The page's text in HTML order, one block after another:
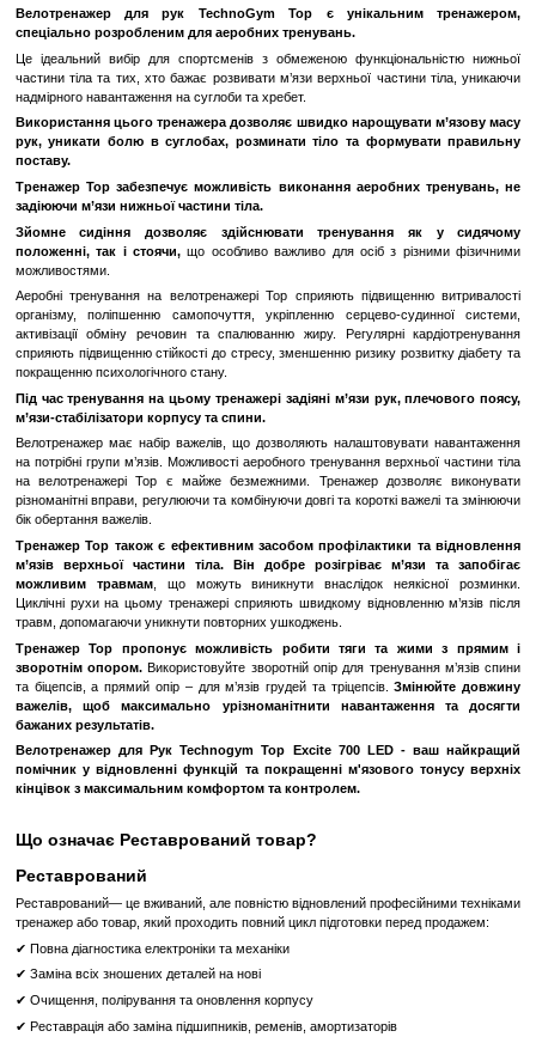
Ергономічна Конструкція: Зручна ручка з можливістю
Надійність та Міцність: Виготовлений з
велотренажер для рук Technogym Top Excite 700 LED є
надійним.
Переваги:
Реабілітація та Відновлення: Цей тренажер ідеально
Зміцнення М'язів: Ефективні вправи на велотренажері
м'язи рук і плечей.
Контроль Тренування: Інформація на LED дисплеї
контролювати свої досягнення та результати тренувань.
Комфорт та Безпека
тренування, а надійна система опори додає відчуття безпеки.
Велотренажер для рук TechnoGym Top є унікальним
спеціально розробленим для аеробних тренувань.
Це ідеальний вибір для спортсменів з обмеженою
частини тіла та тих, хто бажає розвивати м’язи верхньої
надмірного навантаження на суглоби та хребет.
Використання цього тренажера дозволяє швидко
рук, уникати болю в суглобах, розминати тіло та
поставу.
Тренажер Top забезпечує можливість виконання аеробних
задіюючи м’язи нижньої частини тіла.
Зйомне сидіння дозволяє здійснювати тренування
положенні, так і стоячи,
можливостями.
Аеробні тренування на велотренажері Top сприяють
сприяють підвищенню стійкості до стресу, зменшенню ризику
покращенню психологічного стану.
Під час тренування на цьому тренажері задіяні м’язи рук,
м’язи-стабілізатори корпусу та спини.
Велотренажер має набір важелів, що дозволяють
на велотренажері Top є майже безмежними. Тренажер